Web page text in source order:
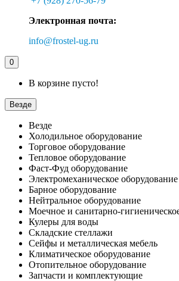
Электронная почта:
info@frostel-ug.ru
0
В корзине пусто!
Везде
Везде
Холодильное оборудование
Торговое оборудование
Тепловое оборудование
Фаст-Фуд оборудование
Электромеханическое оборудование
Барное оборудование
Нейтральное оборудование
Моечное и санитарно-
Кулеры для воды
Складские стеллажи
Сейфы и металлическая мебель
Климатическое оборудование
Отопительное оборудование
Запчасти и комплектующие